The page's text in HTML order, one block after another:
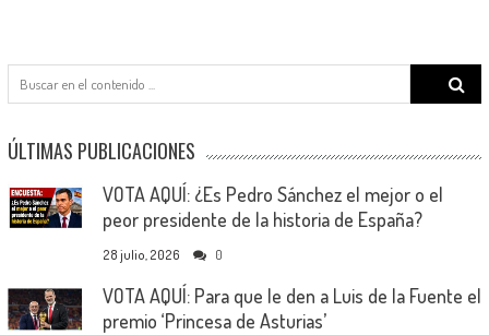
Search
for:
ÚLTIMAS PUBLICACIONES
VOTA AQUÍ: ¿Es Pedro Sánchez el mejor o el
peor presidente de la historia de España?
28 julio, 2026 0
VOTA AQUÍ: Para que le den a Luis de la Fuente el
premio ‘Princesa de Asturias’